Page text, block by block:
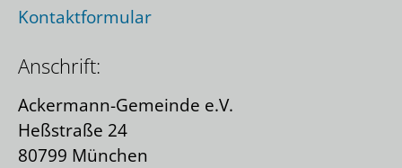
Kontaktformular
Anschrift:
Ackermann-Gemeinde e.V.
Heßstraße 24
80799 München